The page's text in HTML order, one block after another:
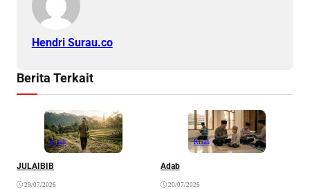
Hendri Surau.co
Berita Terkait
Kisah
JULAIBIB
29/07/2026
Kisah
Adab
20/07/2026